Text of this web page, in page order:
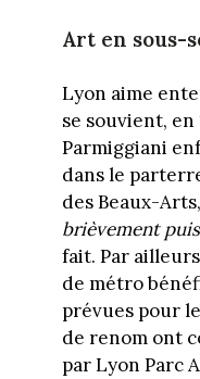
Art en sous-
Lyon aime
se souvient, en
Parmiggiani
dans le
des Beaux-Arts,
brièvement
fait. Par
de métro
prévues pour
de renom ont
par Lyon Parc